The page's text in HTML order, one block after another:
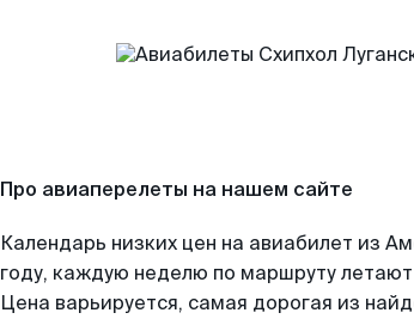
Про авиаперелеты на нашем сайте
Календарь низких цен на авиабилет из
году, каждую неделю по маршруту
Цена варьируется, самая дорогая из